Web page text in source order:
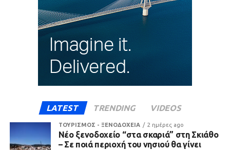
LATEST TRENDING VIDEOS
ΤΟΥΡΙΣΜΟΣ - ΞΕΝΟΔΟΧΕΙΑ 2 ημέρες ago
Νέο ξενοδοχείο “στα σκαριά” στη Σκιάθο
– Σε ποιά περιοχή του νησιού θα γίνει